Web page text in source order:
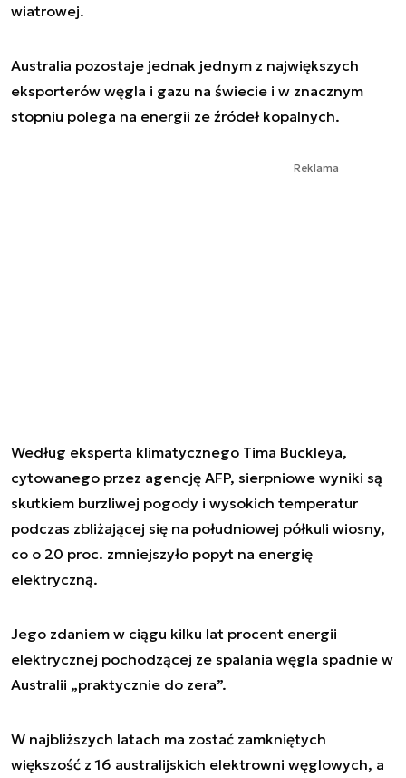
wiatrowej.
Australia pozostaje jednak jednym z największych
eksporterów węgla i gazu na świecie i w znacznym
stopniu polega na energii ze źródeł kopalnych.
Reklama
Według eksperta klimatycznego Tima Buckleya,
cytowanego przez agencję AFP, sierpniowe wyniki są
skutkiem burzliwej pogody i wysokich temperatur
podczas zbliżającej się na południowej półkuli wiosny,
co o 20 proc. zmniejszyło popyt na energię
elektryczną.
Jego zdaniem w ciągu kilku lat procent energii
elektrycznej pochodzącej ze spalania węgla spadnie w
Australii „praktycznie do zera”.
W najbliższych latach ma zostać zamkniętych
większość z 16 australijskich elektrowni węglowych, a